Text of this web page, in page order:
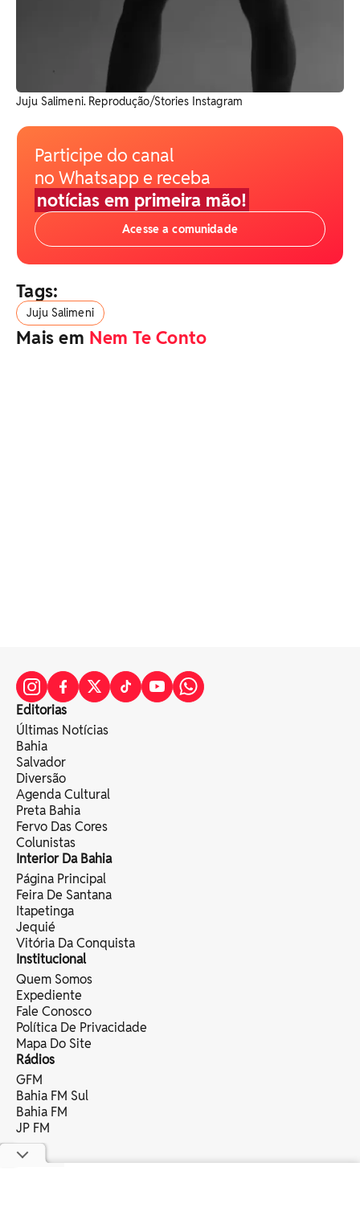
Juju Salimeni. Reprodução/Stories Instagram
Participe do canal
no Whatsapp e receba
notícias em primeira mão!
Acesse a comunidade
Tags:
Juju Salimeni
Mais em Nem Te Conto
Editorias
Últimas Notícias
Bahia
Salvador
Diversão
Agenda Cultural
Preta Bahia
Fervo Das Cores
Colunistas
Interior Da Bahia
Página Principal
Feira De Santana
Itapetinga
Jequié
Vitória Da Conquista
Institucional
Quem Somos
Expediente
Fale Conosco
Política De Privacidade
Mapa Do Site
Rádios
GFM
Bahia FM Sul
Bahia FM
JP FM